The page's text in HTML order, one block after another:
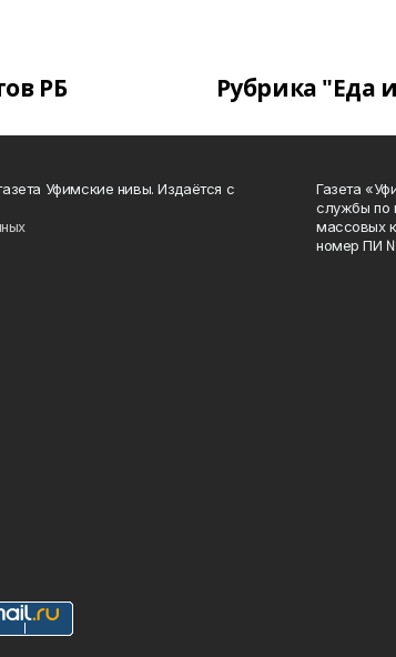
РБ Рубрика "Еда
Уфимские нивы. Издаётся с
Газета
службы по
массовых
номер ПИ №